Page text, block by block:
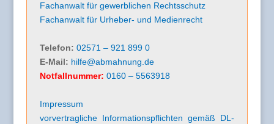
Fachanwalt für gewerblichen Rechtsschutz
Fachanwalt für Urheber- und Medienrecht
Telefon: 02571 – 921 899 0
E-Mail: hilfe@abmahnung.de
Notfallnummer: 0160 – 5563918
Impressum
vorvertragliche Informationspflichten gemäß DL-